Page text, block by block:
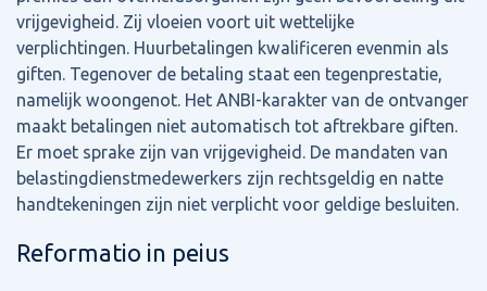
vrijgevigheid. Zij vloeien voort uit wettelijke
verplichtingen. Huurbetalingen kwalificeren evenmin als
giften. Tegenover de betaling staat een tegenprestatie,
namelijk woongenot. Het ANBI-karakter van de ontvanger
maakt betalingen niet automatisch tot aftrekbare giften.
Er moet sprake zijn van vrijgevigheid. De mandaten van
belastingdienstmedewerkers zijn rechtsgeldig en natte
handtekeningen zijn niet verplicht voor geldige besluiten.
Reformatio in peius